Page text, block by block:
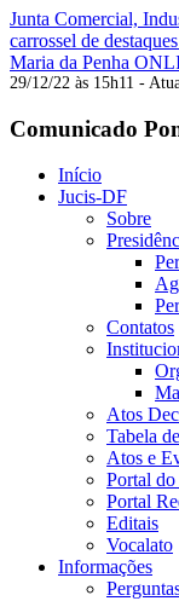
Junta Comercial,
carrossel de
Maria da Penha
29/12/22 às 15h11 -
Comunicado
Início
Jucis-DF
Sobre
Contatos
Atos
Tabela
Atos e
Portal
Portal
Editais
Vocalato
Informações